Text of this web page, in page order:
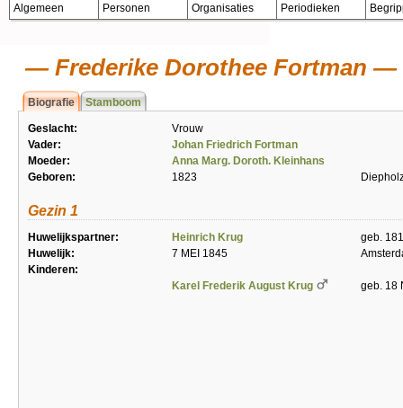
Algemeen Personen Organisaties Periodieken
Frederike Dorothee Fortman
Biografie Stamboom
Geslacht:
Vrouw
Vader:
Johan Friedrich Fortman
Moeder:
Anna Marg. Doroth. Kleinhans
Geboren:
1823
Gezin 1
Huwelijkspartner: Heinrich Krug
geb.
Huwelijk:
7 MEI 1845
Kinderen:
Karel Frederik August Krug
geb. 18